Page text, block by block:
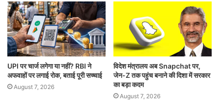
UPI पर चार्ज लगेगा या नहीं? RBI ने
अफवाहों पर लगाई रोक, बताई पूरी सच्चाई
August 7, 2026
विदेश मंत्रालय अब Snapchat पर,
जेन-Z तक पहुंच बनाने की दिशा में सरकार
का बड़ा कदम
August 7, 2026